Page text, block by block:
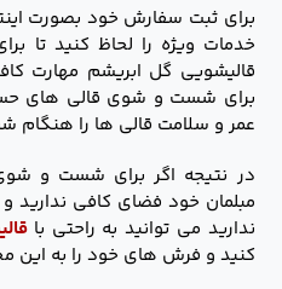
برای ثبت سفارش خود بصورت
خدمات ویژه را لحاظ کنید تا
قالیشویی گل ابریشم مهارت
برای شست و شوی قالی های
عمر و سلامت قالی ها را
در نتیجه اگر برای شست و
مبلمان خود فضای کافی ندارید و
ندارید می توانید به راحتی با
کنید و فرش های خود را به این